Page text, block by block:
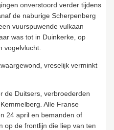
onverstoord verder tijdens
de naburige Scherpenberg
vuurspuwende vulkaan
was tot in Duinkerke, op
vogelvlucht.
vreselijk verminkt
de Duitsers, verbroederden
Alle Franse
24 april en bemanden of
op de frontlijn die liep van ten